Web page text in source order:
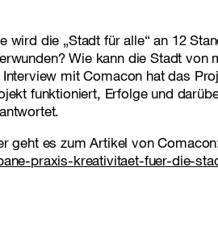
wird die „Stadt für alle“ an 12
Wie kann die Stadt von
Interview mit Comacon hat das
funktioniert, Erfolge und
geht es zum Artikel von
praxis-kreativitaet-fuer-die-